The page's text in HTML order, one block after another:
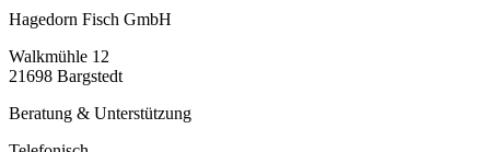
Hagedorn Fisch GmbH
Walkmühle 12
21698 Bargstedt
Beratung & Unterstützung